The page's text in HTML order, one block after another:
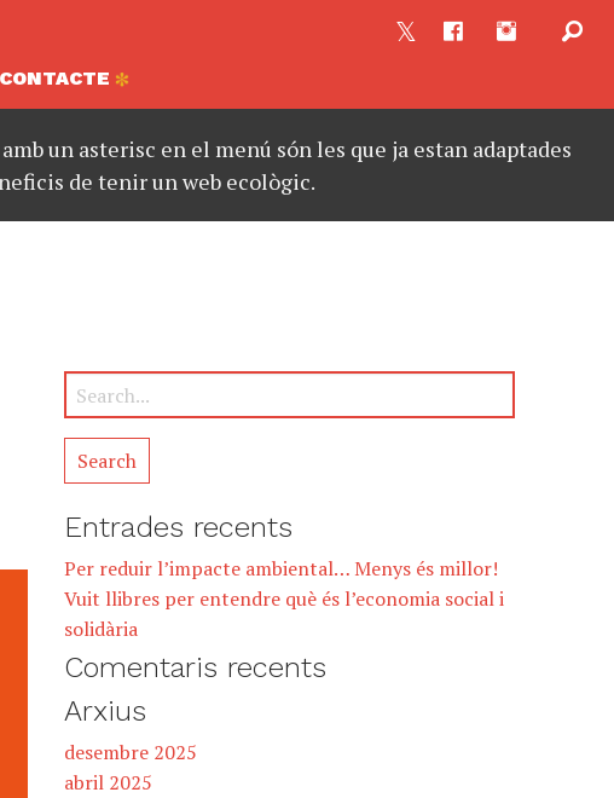
CONTACTE
un asterisc en el menú són les que ja estan adaptades
de tenir un web ecològic.
Entrades recents
Per reduir l’impacte ambiental… Menys és millor!
Vuit llibres per entendre què és l’economia social i
solidària
Comentaris recents
Arxius
desembre 2025
abril 2025